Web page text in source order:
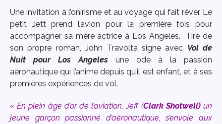
Une invitation à l’onirisme et au voyage qui fait rêver. Le
petit Jett prend l’avion pour la première fois pour
accompagner sa mère actrice à Los Angeles. Tiré de
son propre roman, John Travolta signe avec Vol de
Nuit pour Los Angeles une ode à la passion
aéronautique qui l’anime depuis qu’il est enfant, et à ses
premières expériences de vol.
« En plein âge d’or de l’aviation, Jeff (Clark Shotwell)un
jeune garçon passionné d’aéronautique, s’envole aux